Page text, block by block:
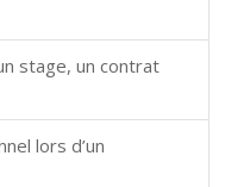
stage, un contrat
lors d’un